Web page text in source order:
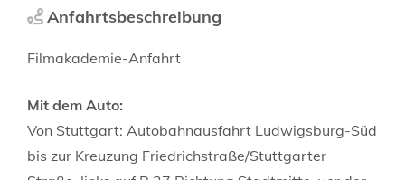
Anfahrtsbeschreibung
Filmakademie-Anfahrt
Mit dem Auto:
Von Stuttgart: Autobahnausfahrt Ludwigsburg-Süd
bis zur Kreuzung Friedrichstraße/Stuttgarter